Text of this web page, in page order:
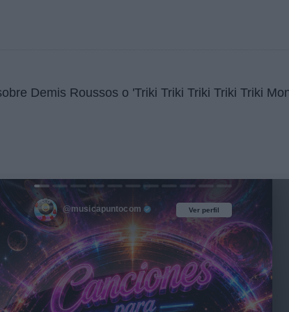
Demis Roussos o 'Triki Triki Triki Triki Triki
Ver perfil
@musicapuntocom Ver perfil